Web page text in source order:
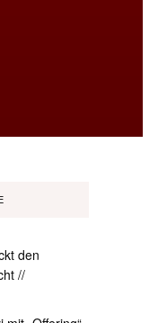
den
//